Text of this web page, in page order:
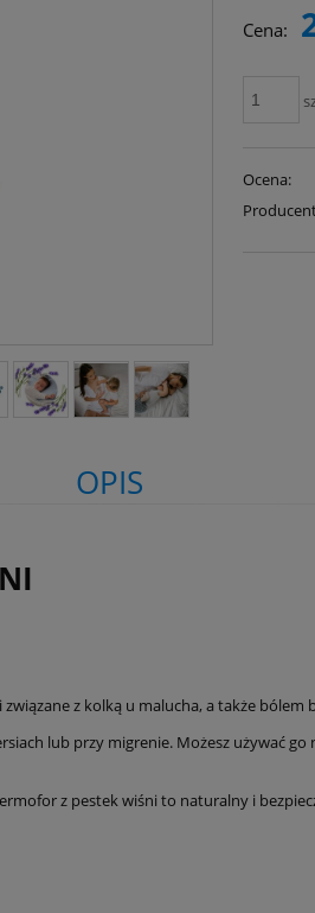
Cena:
Ocena:
OPIS
z kolką u malucha, a także
lub przy migrenie. Możesz używać
z pestek wiśni to naturalny i